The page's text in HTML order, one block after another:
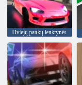
Dviejų pankų lenktynės